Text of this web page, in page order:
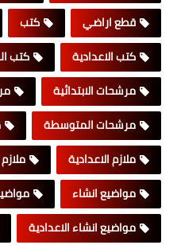
قطع اراضي
كتب
كتب الاعدادية
كتب
مرشحات الابتدائية
مرشحات المتوسطة
ملازم الاعدادية
مواضيع انشاء
مواضيع انشاء الاعدادية